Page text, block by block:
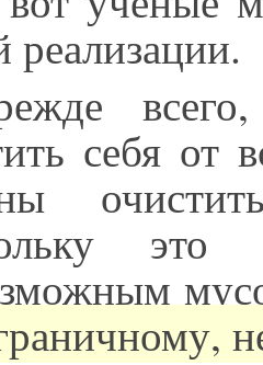
реализации.
себя от
это